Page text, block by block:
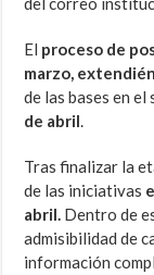
El proceso de
marzo,
de las bases en
de abril.
Tras finalizar la
de las iniciativas
abril. Dentro de
admisibilidad de
información